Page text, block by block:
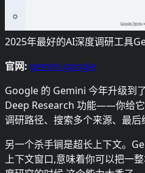
2025年最好的AI深度调研工具
官网: gemini.google
Google 的 Gemini 今年升级到
Deep Research 功能——你给
调研路径、搜索多个来源、最后
另一个杀手锏是超长上下文。
上下文窗口,意味着你可以把一